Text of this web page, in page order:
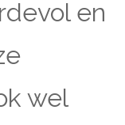
en
wel